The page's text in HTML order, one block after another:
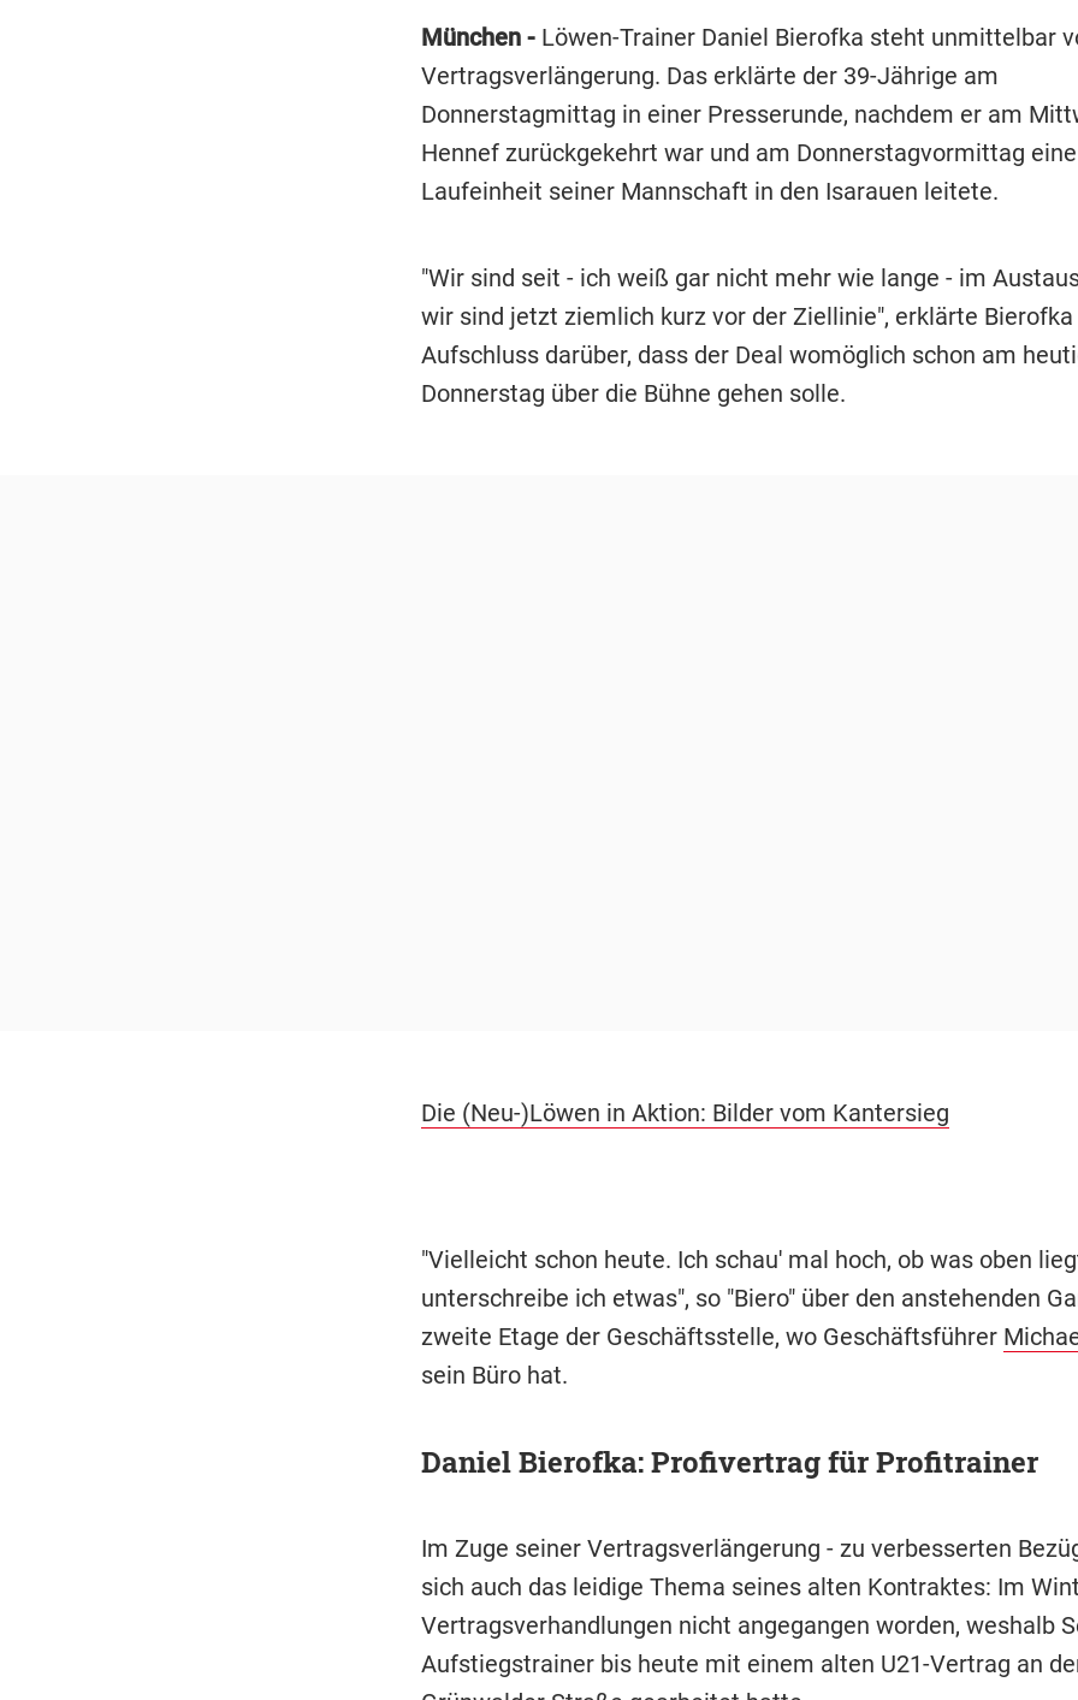
München - Löwen-Trainer Daniel Bierofka steht unmittelbar
Vertragsverlängerung. Das erklärte der 39-Jährige am
Donnerstagmittag in einer Presserunde, nachdem er am
Hennef zurückgekehrt war und am Donnerstagvormittag eine
Laufeinheit seiner Mannschaft in den Isarauen leitete.
"Wir sind seit - ich weiß gar nicht mehr wie lange - im
wir sind jetzt ziemlich kurz vor der Ziellinie", erklärte Bierofka
Aufschluss darüber, dass der Deal womöglich schon am
Donnerstag über die Bühne gehen solle.
Die (Neu-)Löwen in Aktion: Bilder vom Kantersieg
"Vielleicht schon heute. Ich schau' mal hoch, ob was oben
unterschreibe ich etwas", so "Biero" über den anstehenden
zweite Etage der Geschäftsstelle, wo Geschäftsführer
sein Büro hat.
Daniel Bierofka: Profivertrag für Profitrainer
Im Zuge seiner Vertragsverlängerung - zu verbesserten
sich auch das leidige Thema seines alten Kontraktes: Im
Vertragsverhandlungen nicht angegangen worden, weshalb
Aufstiegstrainer bis heute mit einem alten U21-Vertrag an